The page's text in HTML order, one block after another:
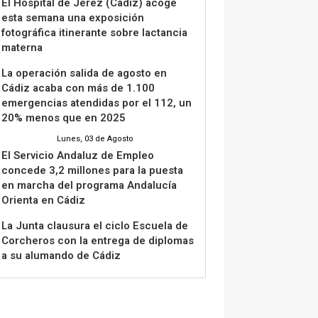
esta semana una exposición
fotográfica itinerante sobre lactancia
materna
La operación salida de agosto en
Cádiz acaba con más de 1.100
emergencias atendidas por el 112, un
20% menos que en 2025
Lunes, 03 de Agosto
El Servicio Andaluz de Empleo
concede 3,2 millones para la puesta
en marcha del programa Andalucía
Orienta en Cádiz
La Junta clausura el ciclo Escuela de
Corcheros con la entrega de diplomas
a su alumando de Cádiz